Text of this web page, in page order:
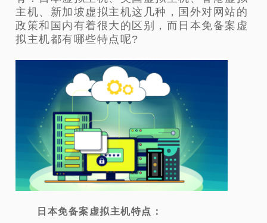
主机、新加坡虚拟主机这几种，国外对网站的
政策和国内有着很大的区别，而日本免备案虚
拟主机都有哪些特点呢?
日本免备案虚拟主机特点 ：